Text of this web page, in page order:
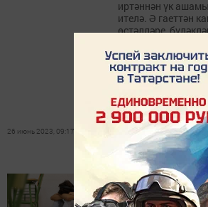
иртәннән үк
ителә. Ә гаеттән
өстәлләре,
бәйрәм белән
һәм шәригать
була. Димәк, бу —
саваплы эш.
26 июнь 2023, 09:17
Район халкы
көрәшкә кушыла